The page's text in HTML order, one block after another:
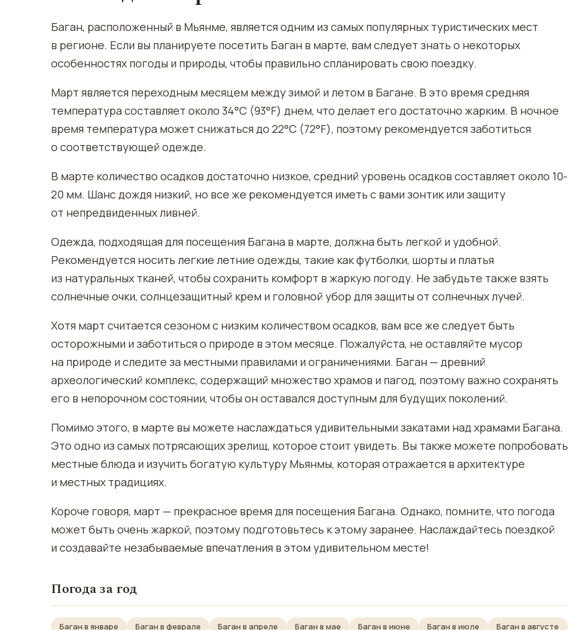
Баган, расположенный в Мьянме, является одним из самых популярных туристических мест
в регионе. Если вы планируете посетить Баган в марте, вам следует знать о некоторых
особенностях погоды и природы, чтобы правильно спланировать свою поездку.
Март является переходным месяцем между зимой и летом в Багане. В это время средняя
температура составляет около 34°C (93°F) днем, что делает его достаточно жарким. В ночное
время температура может снижаться до 22°C (72°F), поэтому рекомендуется заботиться
о соответствующей одежде.
В марте количество осадков достаточно низкое, средний уровень осадков составляет около 10-
20 мм. Шанс дождя низкий, но все же рекомендуется иметь с вами зонтик или защиту
от непредвиденных ливней.
Одежда, подходящая для посещения Багана в марте, должна быть легкой и удобной.
Рекомендуется носить легкие летние одежды, такие как футболки, шорты и платья
из натуральных тканей, чтобы сохранить комфорт в жаркую погоду. Не забудьте также взять
солнечные очки, солнцезащитный крем и головной убор для защиты от солнечных лучей.
Хотя март считается сезоном с низким количеством осадков, вам все же следует быть
осторожными и заботиться о природе в этом месяце. Пожалуйста, не оставляйте мусор
на природе и следите за местными правилами и ограничениями. Баган — древний
археологический комплекс, содержащий множество храмов и пагод, поэтому важно сохранять
его в непорочном состоянии, чтобы он оставался доступным для будущих поколений.
Помимо этого, в марте вы можете наслаждаться удивительными закатами над храмами Багана.
Это одно из самых потрясающих зрелищ, которое стоит увидеть. Вы также можете попробовать
местные блюда и изучить богатую культуру Мьянмы, которая отражается в архитектуре
и местных традициях.
Короче говоря, март — прекрасное время для посещения Багана. Однако, помните, что погода
может быть очень жаркой, поэтому подготовьтесь к этому заранее. Наслаждайтесь поездкой
и создавайте незабываемые впечатления в этом удивительном месте!
Погода за год
Баган в январе Баган в феврале Баган в апреле Баган в мае Баган в июне Баган в июле Баган в августе